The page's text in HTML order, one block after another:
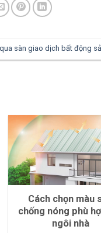
sàn giao dịch bất động
Cách chọn màu
chống nóng phù
ngôi nhà